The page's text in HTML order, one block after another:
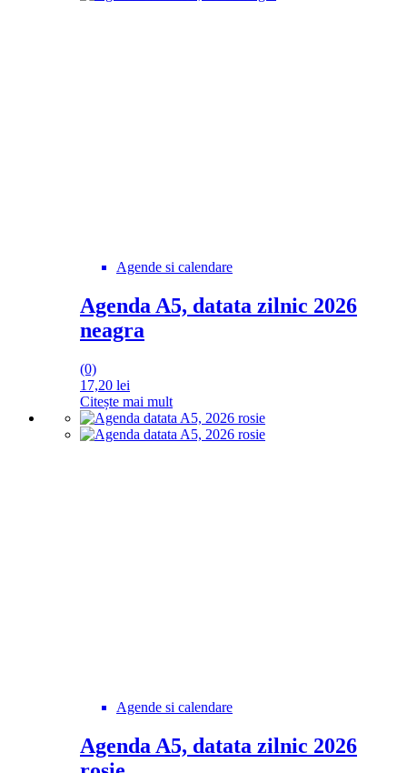
Agende si calendare
Agenda A5, datata zilnic 2026
neagra
(0)
17,20 lei
Citește mai mult
Agende si calendare
Agenda A5, datata zilnic 2026